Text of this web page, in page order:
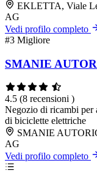
EKLETTA, Viale
AG
Vedi profilo completo
#3 Migliore
SMANIE
4.5 (8 recensioni )
Negozio di ricambi per
di biciclette elettriche
SMANIE
AG
Vedi profilo completo